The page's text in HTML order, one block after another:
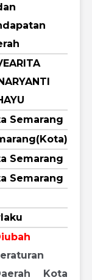
Semarang
Semarang
Semarang
Kota